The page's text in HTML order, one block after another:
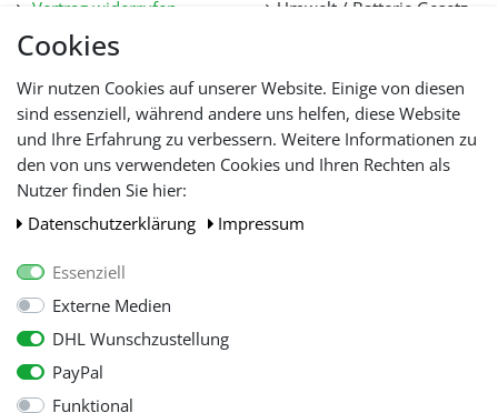
Cookies
Wir nutzen Cookies auf unserer Website. Einige von diesen
sind essenziell, während andere uns helfen, diese Website
und Ihre Erfahrung zu verbessern. Weitere Informationen zu
den von uns verwendeten Cookies und Ihren Rechten als
Nutzer finden Sie hier:
Daten­schutz­erklärung
Impressum
Essenziell
Externe Medien
DHL Wunschzustellung
PayPal
Funktional
Vertrag widerrufen
Datenschutz
Hilfe
Lieferfristen und
Lieferbeschränkung
Umwelt / Batterie Gesetz
WIR AKZEPTIEREN